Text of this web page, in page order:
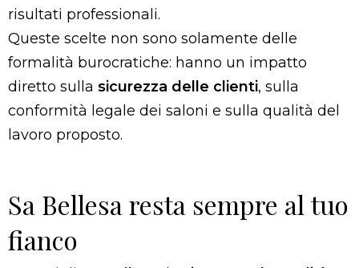
risultati professionali.
Queste scelte non sono solamente delle
formalità burocratiche: hanno un impatto
diretto sulla sicurezza delle clienti, sulla
conformità legale dei saloni e sulla qualità del
lavoro proposto.
Sa Bellesa resta sempre al tuo
fianco